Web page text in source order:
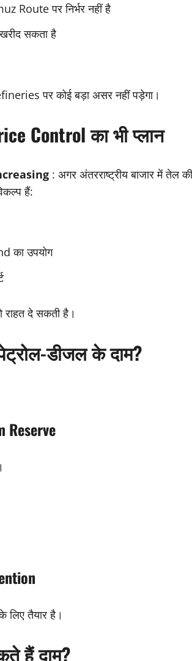
Route पर निर्भर नहीं है
सकता है
पर कोई बड़ा असर नहीं पड़ेगा।
Control का भी प्लान
: अगर अंतरराष्ट्रीय बाजार में तेल
हैं:
का उपयोग
दे सकती है।
डीजल के दाम?
Reserve
लिए तैयार है।
हैं दाम?